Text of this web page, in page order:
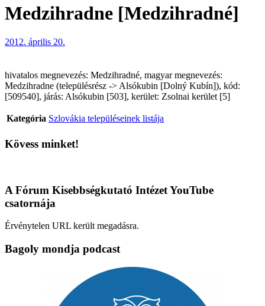
Medzihradne [Medzihradné]
2012. április 20.
hivatalos megnevezés: Medzihradné, magyar megnevezés:
Medzihradne (településrész -> Alsókubin [Dolný Kubín]), kód:
[509540], járás: Alsókubin [503], kerület: Zsolnai kerület [5]
Kategória Szlovákia településeinek listája
Kövess minket!
A Fórum Kisebbségkutató Intézet YouTube
csatornája
Érvénytelen URL került megadásra.
Bagoly mondja podcast